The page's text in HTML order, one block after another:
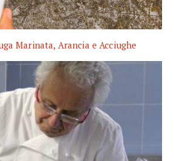
Marinata, Arancia e Acciughe